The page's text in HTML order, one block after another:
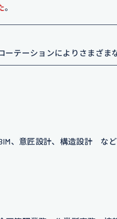
。
テーションによりさまざま
、意匠設計、構造設計 など